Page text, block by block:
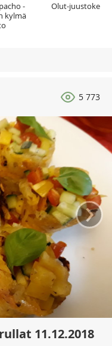
-
kylmä
Olut-juustokeitto
5 773
›
11.12.2018